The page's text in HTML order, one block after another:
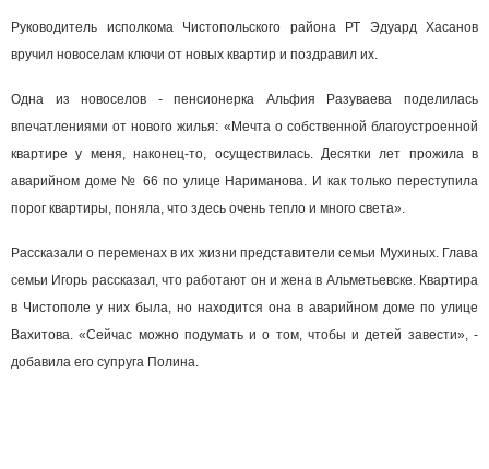
Руководитель исполкома Чистопольского района РТ Эдуард Хасанов
вручил новоселам ключи от новых квартир и поздравил их.
Одна из новоселов - пенсионерка Альфия Разуваева поделилась
впечатлениями от нового жилья: «Мечта о собственной благоустроенной
квартире у меня, наконец-то, осуществилась. Десятки лет прожила в
аварийном доме № 66 по улице Нариманова. И как только переступила
порог квартиры, поняла, что здесь очень тепло и много света».
Рассказали о переменах в их жизни представители семьи Мухиных. Глава
семьи Игорь рассказал, что работают он и жена в Альметьевске. Квартира
в Чистополе у них была, но находится она в аварийном доме по улице
Вахитова. «Сейчас можно подумать и о том, чтобы и детей завести», -
добавила его супруга Полина.